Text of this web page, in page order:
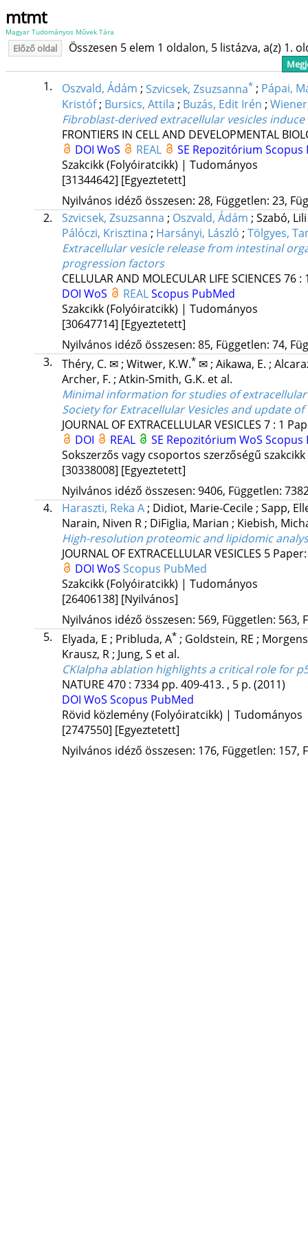
mtmt
Magyar Tudományos Művek Tára
Előző oldal Összesen 5 elem 1 oldalon, 5 listázva, a(z) 1.
1. Oszvald, Ádám ; Szvicsek, Zsuzsanna* ; Pápai,
Kristóf ; Bursics, Attila ; Buzás, Edit Irén ;
Fibroblast-derived extracellular vesicles
FRONTIERS IN CELL AND DEVELOPMENTAL
DOI WoS REAL SE Repozitórium Scopus
Szakcikk (Folyóiratcikk) | Tudományos
[31344642] [Egyeztetett]
Nyilvános idéző összesen: 28, Független: 23,
2.
Szvicsek, Zsuzsanna ; Oszvald, Ádám ; Szabó,
Pálóczi, Krisztina ; Harsányi, László ; Tölgyes,
Extracellular vesicle release from intestinal
progression factors
CELLULAR AND MOLECULAR LIFE SCIENCES 76:
DOI WoS REALScopus PubMed
Szakcikk (Folyóiratcikk) | Tudományos
[30647714] [Egyeztetett]
Nyilvános idéző összesen: 85, Független: 74,
3.
Théry, C. ✉ ; Witwer, K.W.*✉ ; Aikawa, E. ;
Archer, F. ; Atkin-Smith, G.K. et al.
Minimal information for studies of
Society for Extracellular Vesicles and update of
JOURNAL OF EXTRACELLULAR VESICLES 7: 1
DOI
REAL SE Repozitórium WoS Scopus
Sokszerzős vagy csoportos szerzőségű
[30338008] [Egyeztetett]
Nyilvános idéző összesen: 9406, Független:
4.
Haraszti, Reka A ; Didiot, Marie-Cecile ; Sapp,
Narain, Niven R ; DiFiglia, Marian ; Kiebish,
High-resolution proteomic and lipidomic
JOURNAL OF EXTRACELLULAR VESICLES 5
DOI WoS Scopus PubMed
Szakcikk (Folyóiratcikk) | Tudományos
[26406138] [Nyilvános]
Nyilvános idéző összesen: 569, Független: 563,
5.
Elyada, E ; Pribluda, A* ; Goldstein, RE ;
Krausz, R; Jung, S et al.
CKIalpha ablation highlights a critical role for
NATURE 470: 7334 pp. 409-413. , 5 p. (2011)
DOI WoS Scopus PubMed
Rövid közlemény (Folyóiratcikk) | Tudományos
[2747550] [Egyeztetett]
Nyilvános idéző összesen: 176, Független: 157,